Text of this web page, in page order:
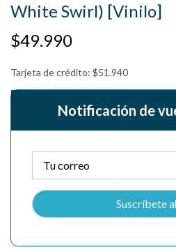
White Swirl) [Vinilo]
$49.990
Tarjeta de crédito: $51.940
Notificación de